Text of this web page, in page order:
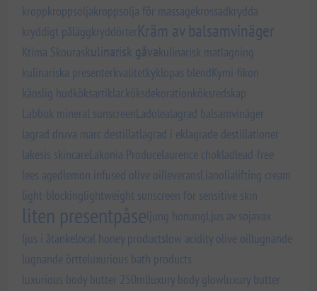
kroppkroppsoljakroppsolja för massagekrossadkrydda
kryddigt påläggkryddörterKräm av balsamvinäger
Ktima Skouraskulinarisk gåvakulinarisk matlagning
kulinariska presenterkvalitetkyklopas blendKymi-fikon
känslig hudköksartiklar.köksdekorationköksredskap
Labbok mineral sunscreenLadolealagrad balsamvinäger
lagrad druva marc destillatlagrad i eklagrade destillationer
lakesis skincareLakonia Producelaurence chokladlead-free
lees agedlemon infused olive oilleveransLianolialifting cream
light-blockinglightweight sunscreen for sensitive skin
liten presentpåseljung honungLjus av sojavax
ljus i åtankelocal honey productslow acidity olive oillugnande
lugnande örtteluxurious bath products
luxurious body butter 250mlluxury body glowluxury butter